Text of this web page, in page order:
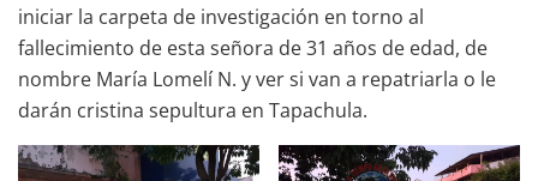
iniciar la carpeta de investigación en torno al
fallecimiento de esta señora de 31 años de edad, de
nombre María Lomelí N. y ver si van a repatriarla o le
darán cristina sepultura en Tapachula.